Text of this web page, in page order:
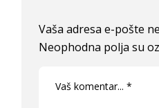
Vaša adresa e-pošte
Neophodna polja su